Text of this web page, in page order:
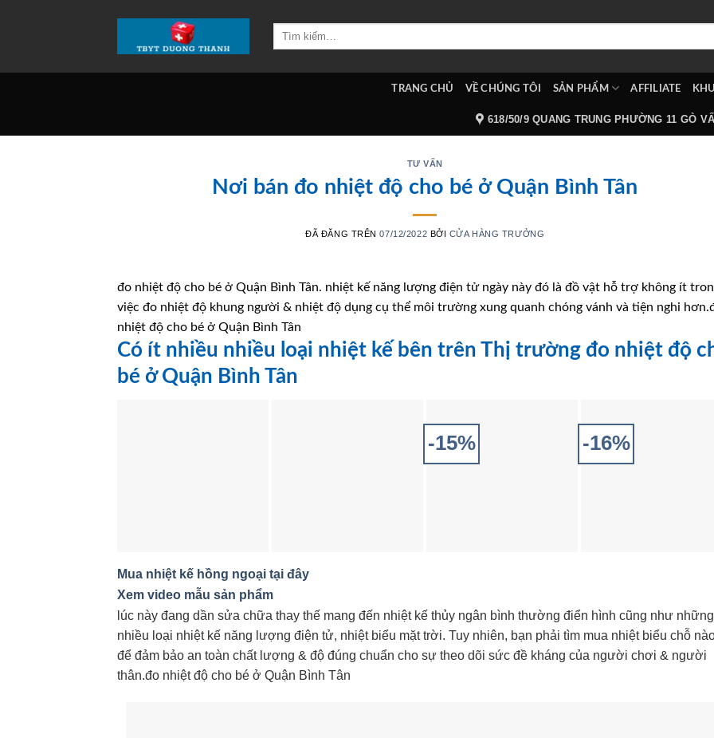
Tìm
TRANG CHỦ VỀ CHÚNG TÔI SẢN PHẨM AFFILIATE
618/50/9 QUANG TRUNG PHƯỜNG 11 GÒ
TƯ VẤN
Nơi bán đo nhiệt độ cho bé ở Quận Bình Tân
ĐÃ ĐĂNG TRÊN07/12/2022 BỞI CỬA HÀNG TRƯỞNG
đo nhiệt độ cho bé ở Quận Bình Tân. nhiệt kế năng lượng điện tử ngày này đó là đồ vật hỗ trợ không ít
việc đo nhiệt độ khung người & nhiệt độ dụng cụ thể môi trường xung quanh chóng vánh và tiện nghi
nhiệt độ cho bé ở Quận Bình Tân
Có ít nhiều nhiều loại nhiệt kế bên trên Thị trường đo nhiệt độ
bé ở Quận Bình Tân
-15% -16%
Mua nhiệt kế hồng ngoại tại đây
Xem video mẫu sản phẩm
lúc này đang dần sửa chữa thay thế mang đến nhiệt kế thủy ngân bình thường điển hình cũng như những
nhiều loại nhiệt kế năng lượng điện tử, nhiệt biểu mặt trời. Tuy nhiên, bạn phải tìm mua nhiệt biểu chỗ
để đảm bảo an toàn chất lượng & độ đúng chuẩn cho sự theo dõi sức đề kháng của người chơi & người
thân.đo nhiệt độ cho bé ở Quận Bình Tân